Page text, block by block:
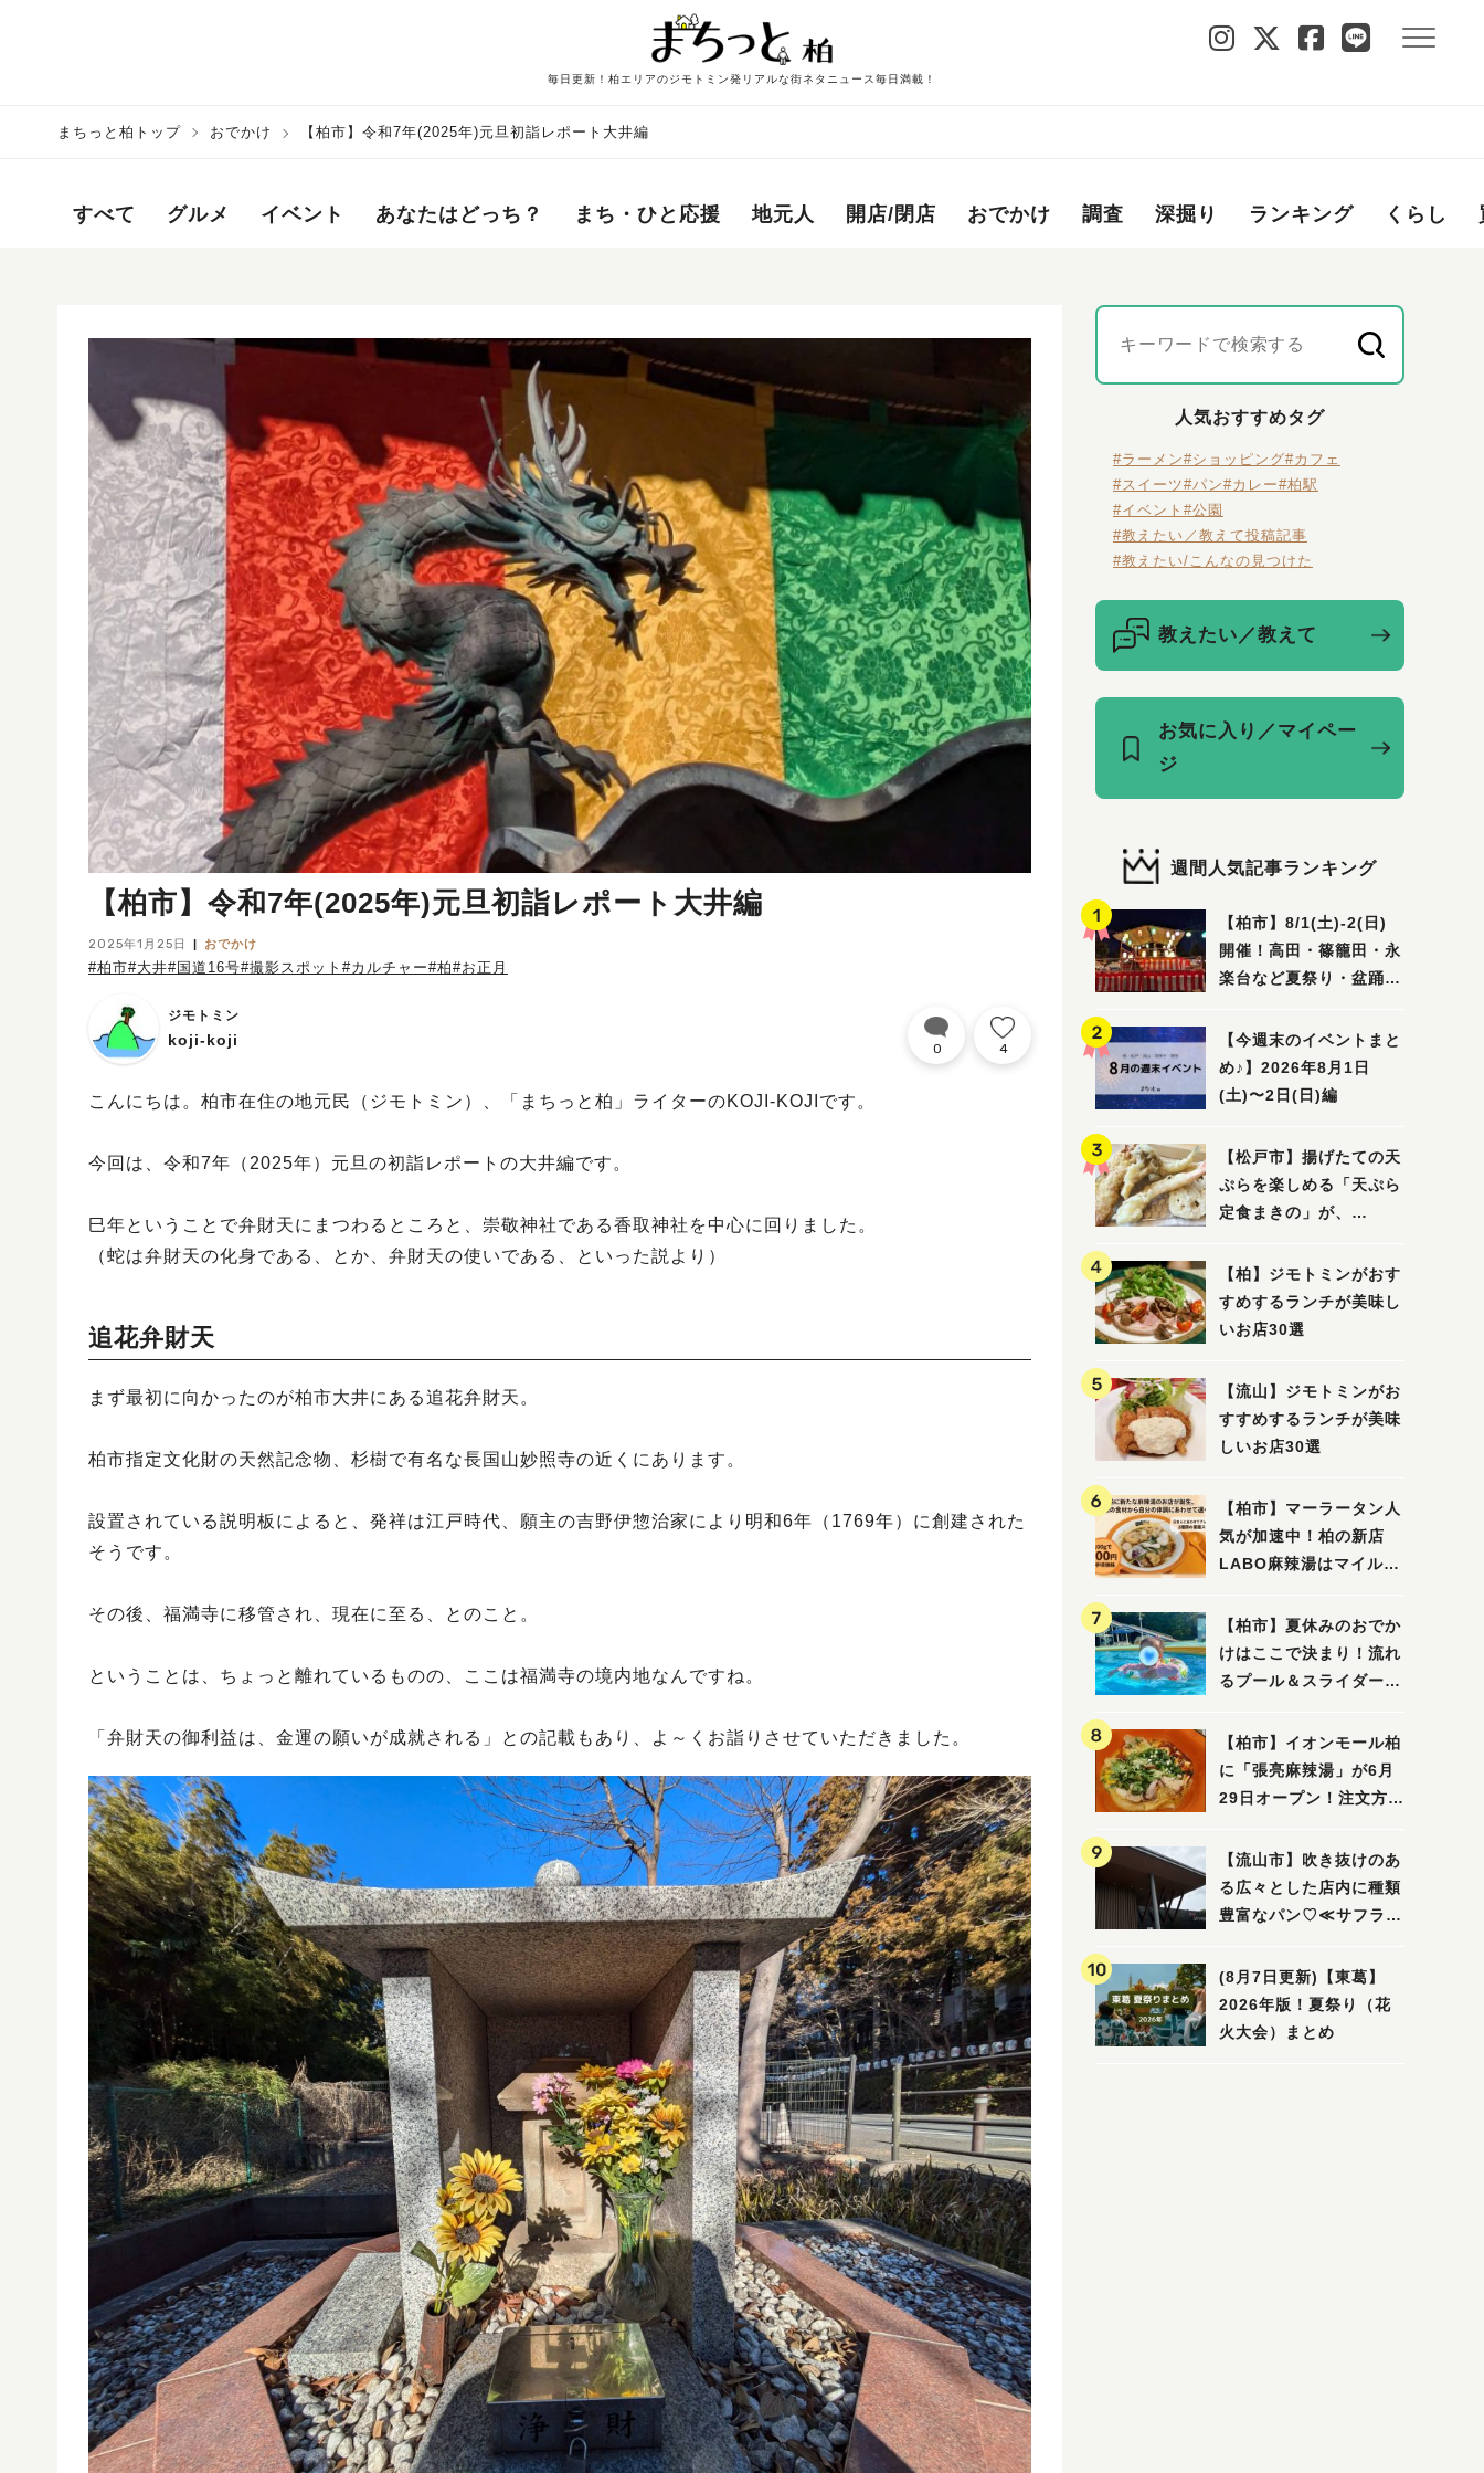
毎日更新！柏エリアのジモトミン発リアルな街ネタニュース毎日満載！
まちっと柏トップ おでかけ 【柏市】令和7年(2025年)元旦初詣レポート大井編
すべて グルメ イベント あなたはどっち？ まち・ひと応援 地元人 開店/閉店 おでかけ 調査 深掘り ランキング くらし
【柏市】令和7年(2025年)元旦初詣レポート大井編
2025年1月25日 おでかけ
#柏市#大井#国道16号#撮影スポット #カルチャー#柏#お正月
ジモトミン
koji-koji 0 4
こんにちは。柏市在住の地元民（ジモトミン）、「まちっと柏」ライターのKOJI-KOJIです。
今回は、令和7年（2025年）元旦の初詣レポートの大井編です。
巳年ということで弁財天にまつわるところと、崇敬神社である香取神社を中心に回りました。
（蛇は弁財天の化身である、とか、弁財天の使いである、といった説より）
追花弁財天
まず最初に向かったのが柏市大井にある追花弁財天。
柏市指定文化財の天然記念物、杉樹で有名な長国山妙照寺の近くにあります。
設置されている説明板によると、発祥は江戸時代、願主の吉野伊惣治家により明和6年（1769年）に創建された
そうです。
その後、福満寺に移管され、現在に至る、とのこと。
ということは、ちょっと離れているものの、ここは福満寺の境内地なんですね。
「弁財天の御利益は、金運の願いが成就される」との記載もあり、よ～くお詣りさせていただきました。
人気おすすめタグ
#ラーメン#ショッピング#カフェ
#スイーツ#パン#カレー#柏駅
#イベント #公園
#教えたい／教えて投稿記事
#教えたい/こんなの見つけた
教えたい／教えて
お気に入り／マイペー
ジ
週間人気記事ランキング
【柏市】8/1(土)‐2(日)
開催！高田・篠籠田・永
楽台など夏祭り・盆踊り
【今週末のイベントまと
め♪】2026年8月1日
(土)〜2日(日)編
【松戸市】揚げたての天
ぷらを楽しめる「天ぷら
定食まきの」が、
【柏】ジモトミンがおす
すめするランチが美味し
いお店30選
【流山】ジモトミンがお
すすめするランチが美味
しいお店30選
【柏市】マーラータン人
気が加速中！柏の新店
LABO麻辣湯はマイルド
【柏市】夏休みのおでか
けはここで決まり！流れ
るプール＆スライダーに
ル」を親子で満喫してき
ました！
【柏市】イオンモール柏
に「張亮麻辣湯」が6月
29日オープン！注文方法
ビュー
【流山市】吹き抜けのあ
る広々とした店内に種類
豊富なパン♡≪サフラン
(8月7日更新)【東葛】
2026年版！夏祭り（花
火大会）まとめ